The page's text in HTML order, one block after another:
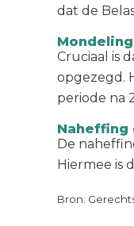
dat de
Cruciaal is
opgezegd.
periode na
De
Hiermee is
Bron: